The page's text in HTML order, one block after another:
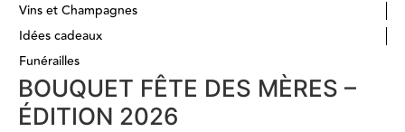
Vins et Champagnes
Idées cadeaux
Funérailles
BOUQUET FÊTE DES MÈRES –
ÉDITION 2026